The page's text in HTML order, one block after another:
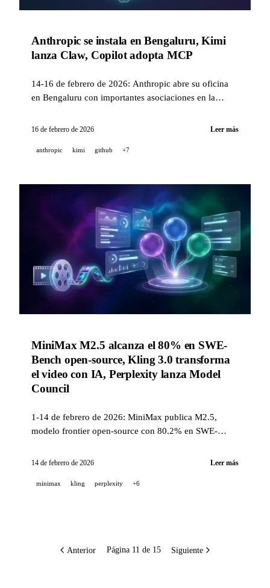
Anthropic se instala en Bengaluru, Kimi
lanza Claw, Copilot adopta MCP
14-16 de febrero de 2026: Anthropic abre su oficina
en Bengaluru con importantes asociaciones en la
con más de 5.000 skills. GitHub Copilot integra MCP.
desafío First Proof.
16 de febrero de 2026 Leer más
anthropic kimi github +7
MiniMax M2.5 alcanza el 80% en SWE-
Bench open-source, Kling 3.0 transforma
el video con IA, Perplexity lanza Model
Council
1-14 de febrero de 2026: MiniMax publica M2.5,
modelo frontier open-source con 80.2% en SWE-
Perplexity despliega Model Council (multi-modelo),
Mistral anuncia su mayor hackathon, Cohere ficha a
14 de febrero de 2026 Leer más
minimax kling perplexity +6
Anterior Página 11 de 15 Siguiente